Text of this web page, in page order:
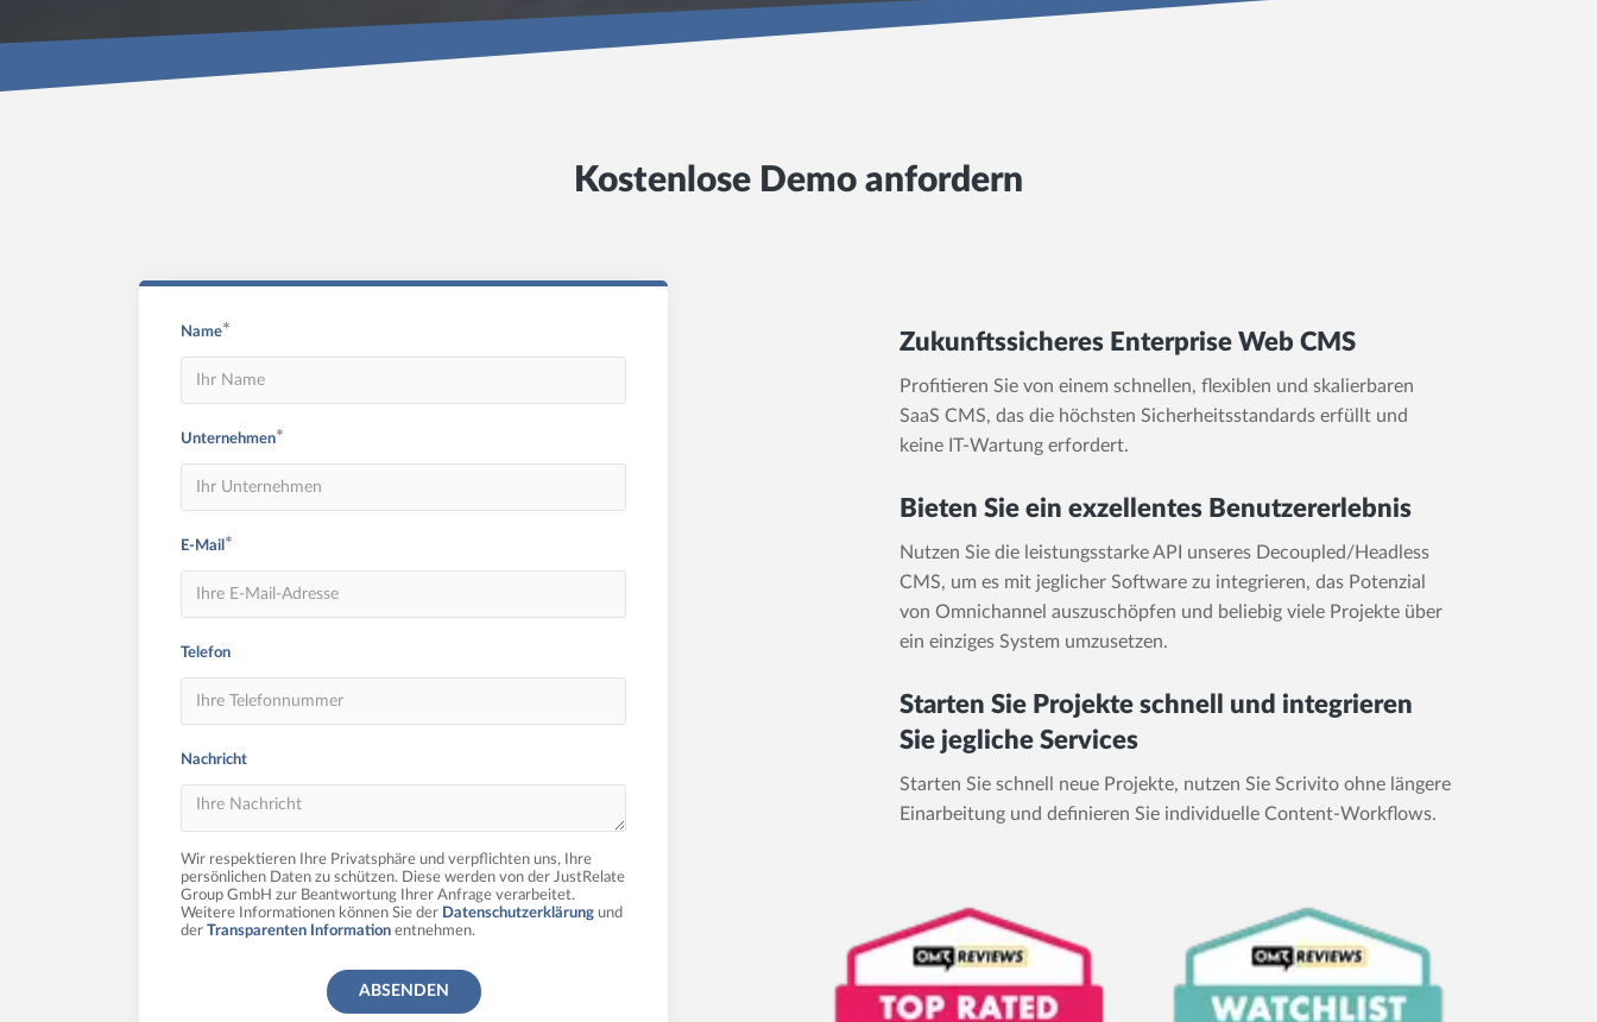
Kostenlose Demo anfordern
Name*
Unternehmen*
E-Mail *
Telefon
Nachricht
Wir respektieren Ihre Privatsphäre und verpflichten uns, Ihre
persönlichen Daten zu schützen. Diese werden von der JustRelate
Group GmbH zur Beantwortung Ihrer Anfrage verarbeitet.
Weitere Informationen können Sie der Datenschutzerklärung und
der
Transparenten Information entnehmen.
ABSENDEN
Zukunftssicheres Enterprise Web CMS
Profitieren Sie von einem schnellen, flexiblen und skalierbaren
SaaS CMS, das die höchsten Sicherheitsstandards erfüllt und
keine IT-Wartung erfordert.
Bieten Sie ein exzellentes Benutzererlebnis
Nutzen Sie die leistungsstarke API unseres Decoupled/Headless
CMS, um es mit jeglicher Software zu integrieren, das Potenzial
von Omnichannel auszuschöpfen und beliebig viele Projekte über
ein einziges System umzusetzen.
Starten Sie Projekte schnell und integrieren
Sie jegliche Services
Starten Sie schnell neue Projekte, nutzen Sie Scrivito ohne längere
Einarbeitung und definieren Sie individuelle Content-Workflows.